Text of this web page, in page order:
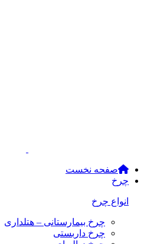
صفحه نخست
چرخ
انواع چرخ
چرخ بیمارستانی – هتلداری
چرخ داربستی